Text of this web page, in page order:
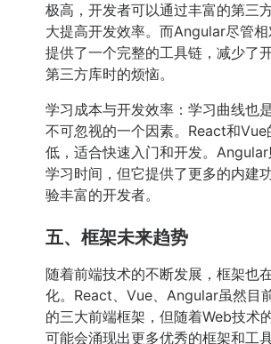
极高，开发者可以通过丰富的第三
大提高开发效率。而Angular尽管相
提供了一个完整的工具链，减少了
第三方库时的烦恼。
学习成本与开发效率：学习曲线也
不可忽视的一个因素。React和Vue
低，适合快速入门和开发。
学习时间，但它提供了更多的内建
验丰富的开发者。
五、框架未来趋势
随着前端技术的不断发展，框架也
化。React、Vue、Angular虽然目
的三大前端框架，但随着Web技术
可能会涌现出更多优秀的框架和工具